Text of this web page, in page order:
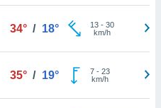
34° / 18° 13- 30
km/h
35° / 19° 7- 23
km/h